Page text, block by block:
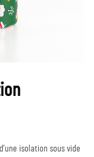
isolation sous vide